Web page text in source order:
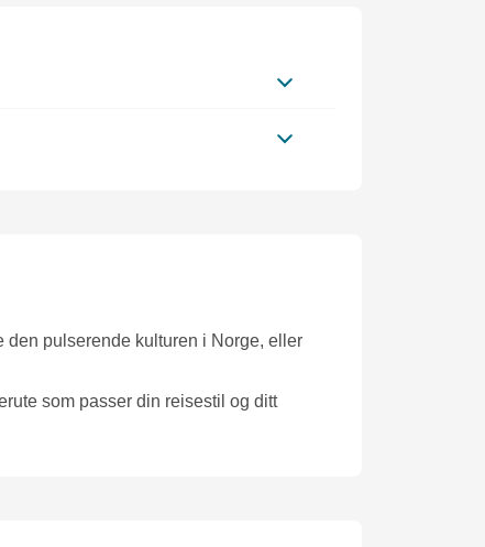
den pulserende kulturen i Norge, eller
som passer din reisestil og ditt